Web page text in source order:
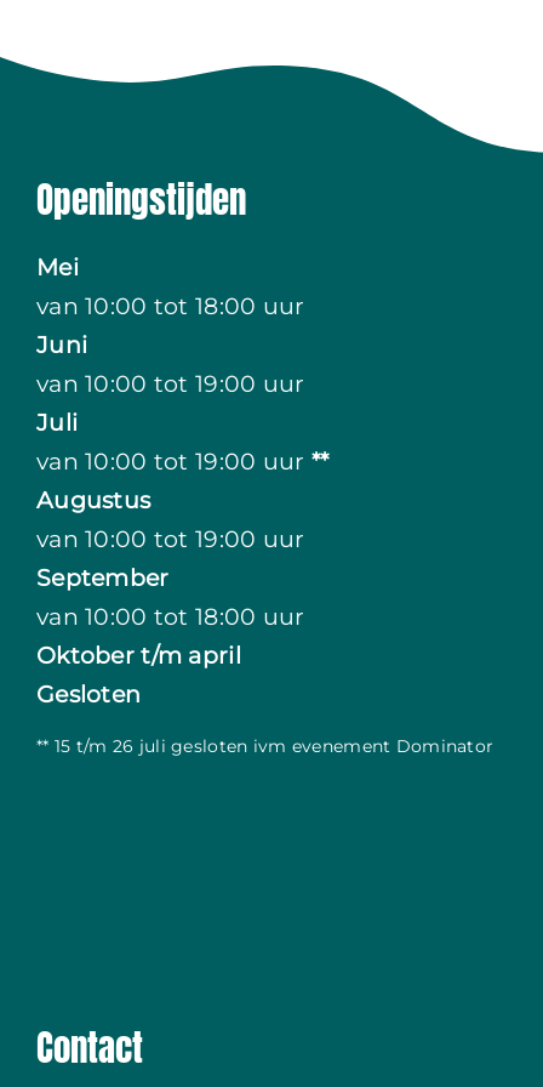
Openingstijden
Mei
van 10:00 tot 18:00 uur
Juni
van 10:00 tot 19:00 uur
Juli
van 10:00 tot 19:00 uur **
Augustus
van 10:00 tot 19:00 uur
September
van 10:00 tot 18:00 uur
Oktober t/m april
Gesloten
** 15 t/m 26 juli gesloten ivm evenement Dominator
Contact